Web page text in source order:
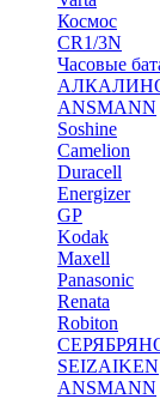
Космос
CR1/3N
Часовые
ANSMANN
Soshine
Camelion
Duracell
Energizer
GP
Kodak
Maxell
Panasonic
Renata
Robiton
SEIZAIKEN
ANSMANN